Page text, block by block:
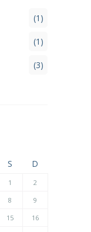
(1)
(1)
(3)
S D
1
2
8
9
15
16